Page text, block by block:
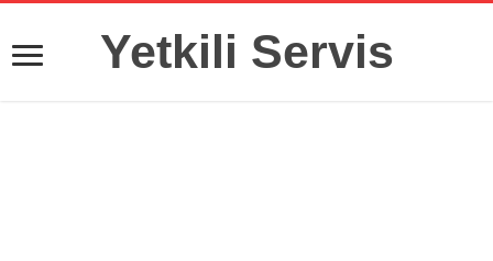
Yetkili Servis